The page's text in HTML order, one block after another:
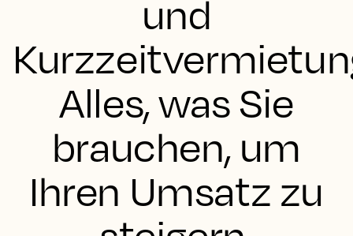
und
Alles, was Sie
brauchen, um
Ihren Umsatz zu